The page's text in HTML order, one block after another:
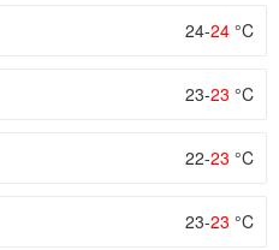
24-24 °C
23-23 °C
22-23 °C
23-23 °C